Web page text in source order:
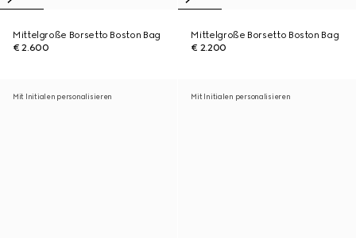
Mittelgroße Borsetto Boston Bag
€ 2.600
Mittelgroße Borsetto Boston Bag
€ 2.200
Mit Initialen personalisieren Mit Initialen personalisieren